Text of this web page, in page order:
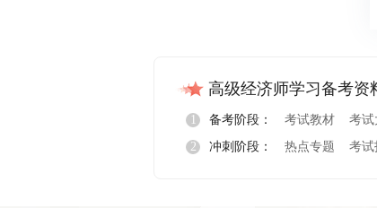
高级经济师学习备考资
1 备考阶段： 考试教材 考试
2
冲刺阶段： 热点专题 考试